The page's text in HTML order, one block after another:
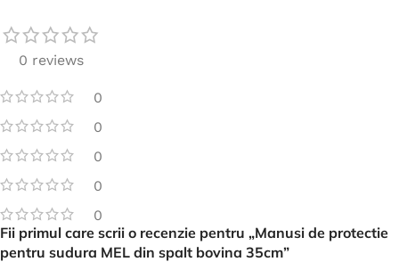
0 reviews
0
0
0
0
0
Fii primul care scrii o recenzie pentru „Manusi de protectie
pentru sudura MEL din spalt bovina 35cm”